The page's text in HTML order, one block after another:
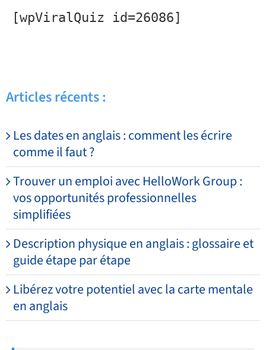
[wpViralQuiz id=26086]
Articles récents :
Les dates en anglais : comment les écrire
comme il faut ?
Trouver un emploi avec HelloWork Group :
vos opportunités professionnelles
simplifiées
Description physique en anglais : glossaire et
guide étape par étape
Libérez votre potentiel avec la carte mentale
en anglais